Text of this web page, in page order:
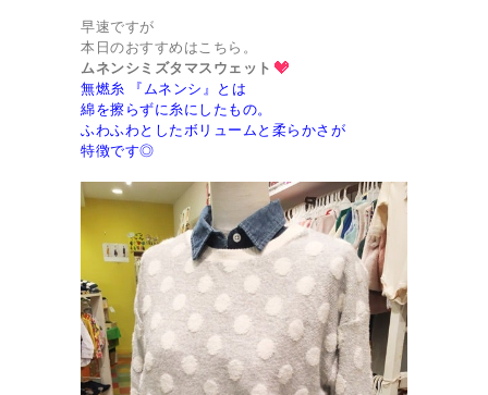
早速ですが
本日のおすすめはこちら。
ムネンシミズタマスウェット
無燃糸 『ムネンシ』とは
綿を擦らずに糸にしたもの。
ふわふわとしたボリュームと柔らかさが
特徴です◎